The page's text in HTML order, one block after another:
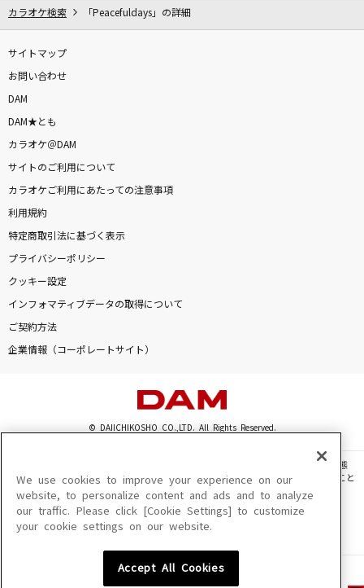
カラオケ検索 「Peacefuldays」の詳細
サイトマップ
お問い合わせ
DAM
DAM★とも
カラオケ＠DAM
サイトのご利用について
カラオケご利用にあたっての注意事項
利用規約
特定商取引法に基づく表示
プライバシーポリシー
クッキー設定
インフォマティブデータの取得について
ご契約方法
企業情報（コーポレートサイト）
© DAIICHIKOSHO CO.,LTD. All Rights Reserved.
このサイトに掲載されている一切の文章・画像・写真・動画・音声等を、手段や形態
を問わず、著作権法の定める範囲を超えて無断で複製、転載、ファイル化などすること
を禁じます。
楽曲及びコンテンツは、機種によりご利用いただけない場合があります。
楽曲及びコンテンツの配信日、配信内容が変更になる場合があります。
We use cookies to improve your experience on our
website, to personalize content and ads and to analyze
our traffic. Please click [Cookie Settings] to customize
your cookie settings on our website.
Accept All Cookies